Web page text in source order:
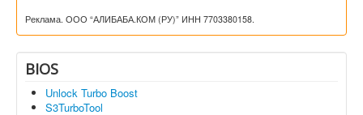
Реклама. ООО “АЛИБАБА.КОМ (РУ)” ИНН 7703380158.
BIOS
Unlock Turbo Boost
S3TurboTool